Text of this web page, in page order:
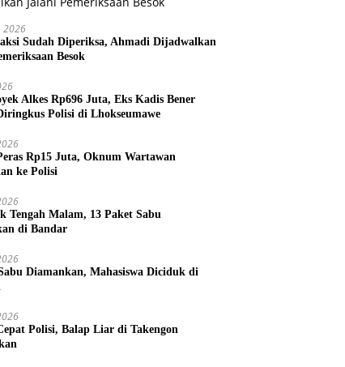
2026
Sudah Diperiksa, Ahmadi Dijadwalkan
Besok
Alkes Rp696 Juta, Eks Kadis Bener
Polisi di Lhokseumawe
Rp15 Juta, Oknum Wartawan
ke Polisi
Tengah Malam, 13 Paket Sabu
di Bandar
Diamankan, Mahasiswa Diciduk di
Polisi, Balap Liar di Takengon